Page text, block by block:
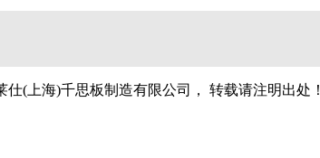
仕(上海)千思板制造有限公司， 转载请注明出处！